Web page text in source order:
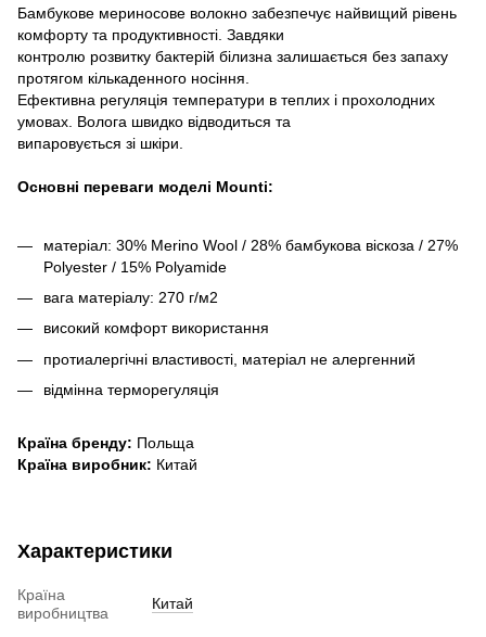
Бамбукове мериносове волокно забезпечує найвищий рівень
комфорту та продуктивності. Завдяки
контролю розвитку бактерій білизна залишається без запаху
протягом кількаденного носіння.
Ефективна регуляція температури в теплих і прохолодних
умовах. Волога швидко відводиться та
випаровується зі шкіри.
Основні переваги моделі Mounti:
матеріал: 30% Merino Wool / 28% бамбукова віскоза / 27%
Polyester / 15% Polyamide
вага матеріалу: 270 г/м2
високий комфорт використання
протиалергічні властивості, матеріал не алергенний
відмінна терморегуляція
Країна бренду: Польща
Країна виробник: Китай
Характеристики
Країна
виробництва
Китай